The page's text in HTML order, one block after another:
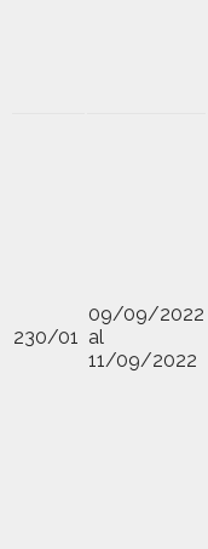
230/01
09/09/2022
al
11/09/2022